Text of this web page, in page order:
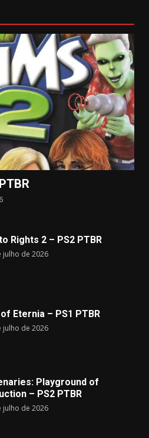
Rights 2 – PS2 PTBR
julho de 2026
Eternia – PS1 PTBR
julho de 2026
Playground of
– PS2 PTBR
julho de 2026